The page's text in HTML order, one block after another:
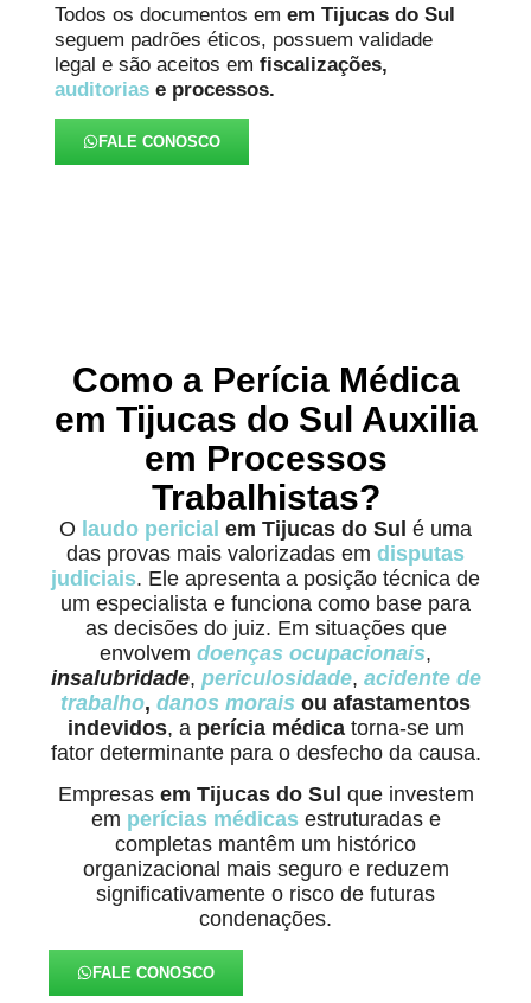
Todos os documentos emem Tijucas do Sul
seguem padrões éticos, possuem validade
legal e são aceitos emfiscalizações,
auditorias e processos.
FALE CONOSCO
Como a Perícia Médica
em Tijucas do Sul Auxilia
em Processos
Trabalhistas?
O laudo pericial em Tijucas do Sul é uma
das provas mais valorizadas em disputas
judiciais. Ele apresenta a posição técnica de
um especialista e funciona como base para
as decisões do juiz. Em situações que
envolvem doenças ocupacionais,
insalubridade, periculosidade, acidente de
trabalho, danos morais ou afastamentos
indevidos, a perícia médicatorna-se um
fator determinante para o desfecho da causa.
Empresas em Tijucas do Sul que investem
em perícias médicasestruturadas e
completas mantêm um histórico
organizacional mais seguro e reduzem
significativamente o risco de futuras
condenações.
FALE CONOSCO